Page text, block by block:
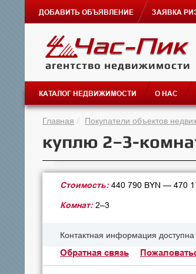
ДОБАВИТЬ ОБЪЯВЛЕНИЕ ЗАЯВКА
агентство недвижимости
КАТАЛОГ НЕДВИЖИМОСТИ О НАС
Главная Покупатели объектов
куплю 2–3-
Стоимость: 440 790 BYN — 470
Комнат: 2–3
Контактная информация
Обратная связь